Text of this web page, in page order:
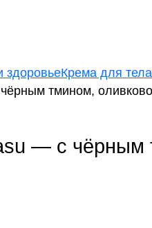
здоровьеКрема для тела
— с чёрным